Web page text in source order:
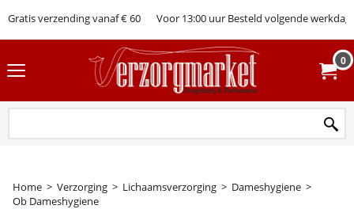
Gratis verzending vanaf € 60 Voor 13:00 uur Besteld volgende werkdag
0
Home > Verzorging > Lichaamsverzorging > Dameshygiene >
Ob Dameshygiene